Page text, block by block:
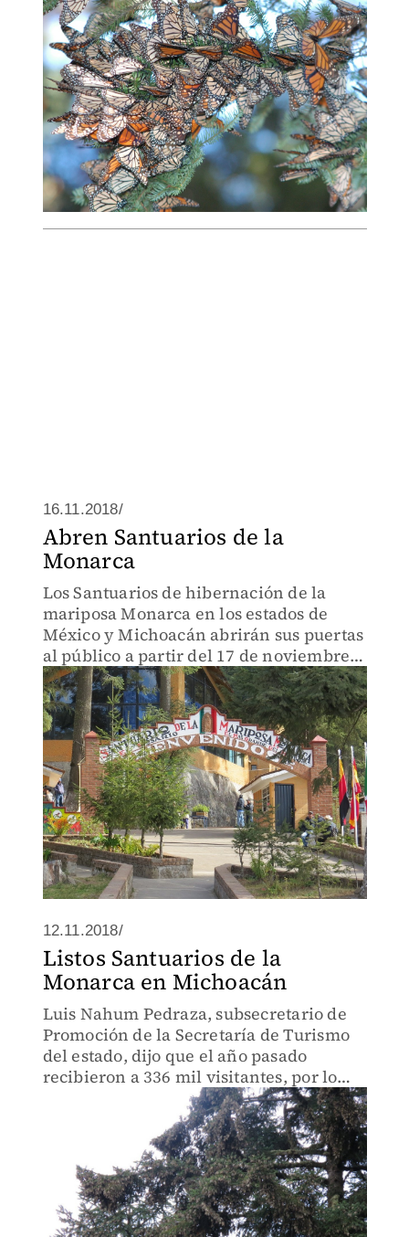
16.11.2018/
Abren Santuarios de la
Monarca
Los Santuarios de hibernación de la
mariposa Monarca en los estados de
México y Michoacán abrirán sus puertas
al público a partir del 17 de noviembre y
hasta el 31 de marzo del próximo año.
12.11.2018/
Listos Santuarios de la
Monarca en Michoacán
Luis Nahum Pedraza, subsecretario de
Promoción de la Secretaría de Turismo
del estado, dijo que el año pasado
recibieron a 336 mil visitantes, por lo
que esperan superar este número.